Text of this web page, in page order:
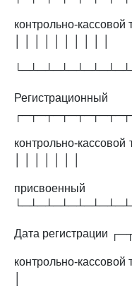
контрольно-
контрольно-
присвоенный
Дата регистрации
контрольно-